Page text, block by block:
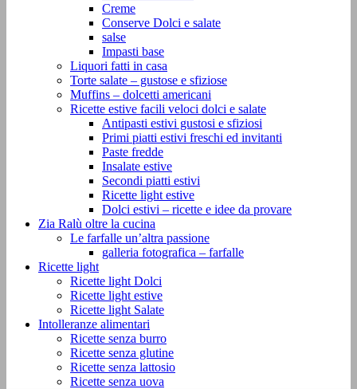
Creme
Conserve Dolci e salate
salse
Impasti base
Liquori fatti in casa
Torte salate – gustose e sfiziose
Muffins – dolcetti americani
Ricette estive facili veloci dolci e salate
Antipasti estivi gustosi e sfiziosi
Primi piatti estivi freschi ed invitanti
Paste fredde
Insalate estive
Secondi piatti estivi
Ricette light estive
Dolci estivi – ricette e idee da provare
Zia Ralù oltre la cucina
Le farfalle un’altra passione
galleria fotografica – farfalle
Ricette light
Ricette light Dolci
Ricette light estive
Ricette light Salate
Intolleranze alimentari
Ricette senza burro
Ricette senza glutine
Ricette senza lattosio
Ricette senza uova